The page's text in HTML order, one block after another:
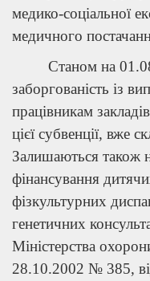
медико-соціальної
медичного
Станом на
заборгованість із
працівникам
цієї субвенції, вже
Залишаються також
фінансування
фізкультурних
генетичних
Міністерства
28.10.2002 № 385,